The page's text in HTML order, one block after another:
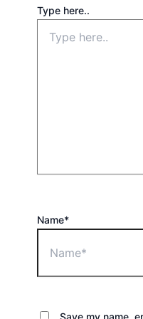
Type here..
Name*
Save my name,